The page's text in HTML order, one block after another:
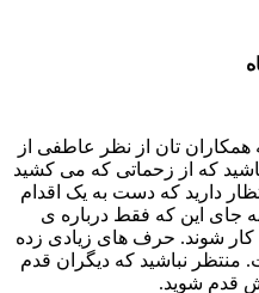
تان از نظر عاطفی از
که از زحماتی که می کشید
دارید که دست به یک اقدام
جای این که فقط درباره ی
شوند. حرف های زیادی زده
نباشید که دیگران قدم
قدم شوید.